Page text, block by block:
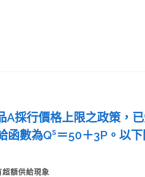
A採行價格上限之政策，
函數為Qs＝50＋3P。以
超額供給現象